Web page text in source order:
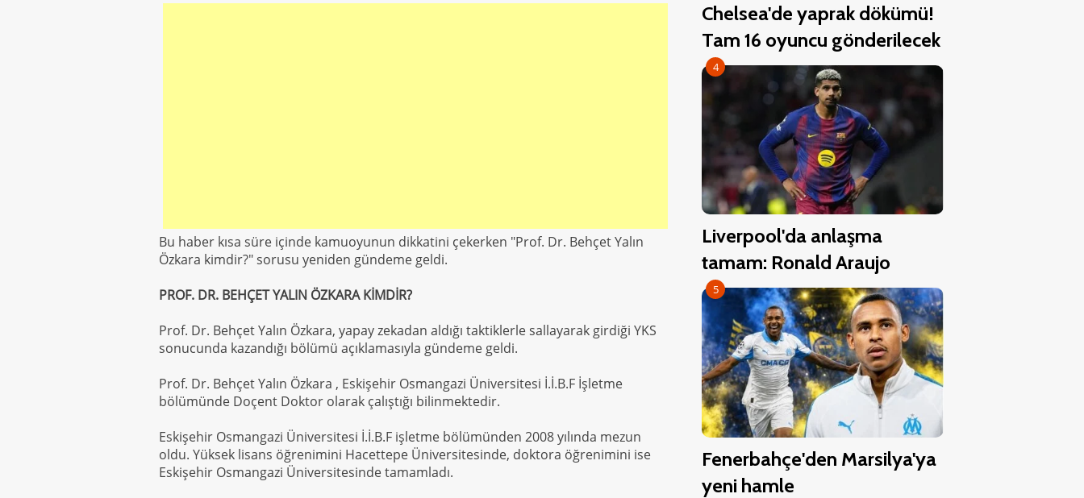
Bu haber kısa süre içinde kamuoyunun dikkatini çekerken "Prof. Dr. Behçet Yalın
Özkara kimdir?" sorusu yeniden gündeme geldi.
PROF. DR. BEHÇET YALIN ÖZKARA KİMDİR?
Prof. Dr. Behçet Yalın Özkara, yapay zekadan aldığı taktiklerle sallayarak girdiği YKS
sonucunda kazandığı bölümü açıklamasıyla gündeme geldi.
Prof. Dr. Behçet Yalın Özkara , Eskişehir Osmangazi Üniversitesi İ.İ.B.F İşletme
bölümünde Doçent Doktor olarak çalıştığı bilinmektedir.
Eskişehir Osmangazi Üniversitesi İ.İ.B.F işletme bölümünden 2008 yılında mezun
oldu. Yüksek lisans öğrenimini Hacettepe Üniversitesinde, doktora öğrenimini ise
Eskişehir Osmangazi Üniversitesinde tamamladı.
Chelsea'de yaprak dökümü!
Tam 16 oyuncu gönderilecek
4
Liverpool'da anlaşma
tamam: Ronald Araujo
5
Fenerbahçe'den Marsilya'ya
yeni hamle